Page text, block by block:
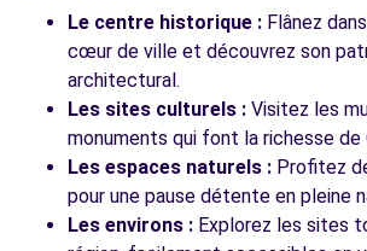
Le centre historique : Flânez
cœur de ville et découvrez son
architectural.
Les sites culturels : Visitez les
monuments qui font la richesse de
Les espaces naturels : Profitez
pour une pause détente en pleine
Les environs : Explorez les sites